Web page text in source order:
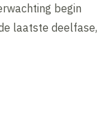
begin
laatste deelfase,